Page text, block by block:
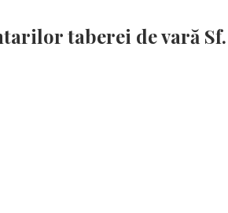
taberei de vară Sf.